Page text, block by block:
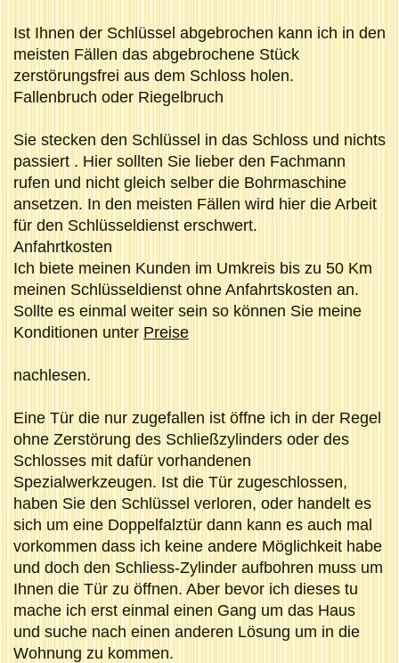
Ist Ihnen der Schlüssel abgebrochen kann ich in den
meisten Fällen das abgebrochene Stück
zerstörungsfrei aus dem Schloss holen.
Fallenbruch oder Riegelbruch
Sie stecken den Schlüssel in das Schloss und nichts
passiert . Hier sollten Sie lieber den Fachmann
rufen und nicht gleich selber die Bohrmaschine
ansetzen. In den meisten Fällen wird hier die Arbeit
für den Schlüsseldienst erschwert.
Anfahrtkosten
Ich biete meinen Kunden im Umkreis bis zu 50 Km
meinen Schlüsseldienst ohne Anfahrtskosten an.
Sollte es einmal weiter sein so können Sie meine
Konditionen unter Preise
nachlesen.
Eine Tür die nur zugefallen ist öffne ich in der Regel
ohne Zerstörung des Schließzylinders oder des
Schlosses mit dafür vorhandenen
Spezialwerkzeugen. Ist die Tür zugeschlossen,
haben Sie den Schlüssel verloren, oder handelt es
sich um eine Doppelfalztür dann kann es auch mal
vorkommen dass ich keine andere Möglichkeit habe
und doch den Schliess-Zylinder aufbohren muss um
Ihnen die Tür zu öffnen. Aber bevor ich dieses tu
mache ich erst einmal einen Gang um das Haus
und suche nach einen anderen Lösung um in die
Wohnung zu kommen.